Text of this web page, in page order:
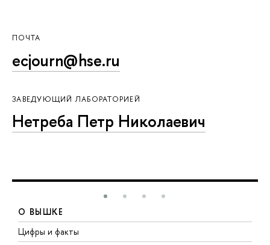
ПОЧТА
ecjourn@hse.ru
ЗАВЕДУЮЩИЙ ЛАБОРАТОРИЕЙ
Нетреба Петр Николаевич
О ВЫШКЕ
Цифры и факты